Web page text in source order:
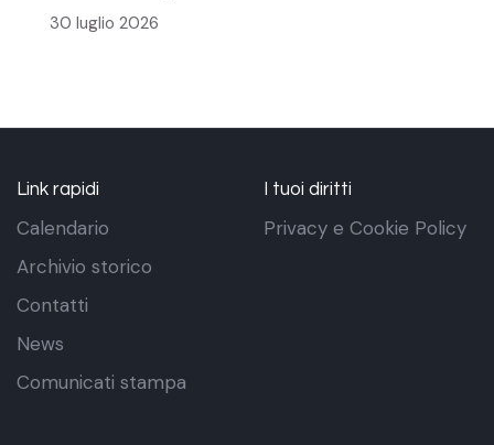
30 luglio 2026
Link rapidi
Calendario
Archivio storico
Contatti
News
Comunicati stampa
I tuoi diritti
Privacy e Cookie Policy